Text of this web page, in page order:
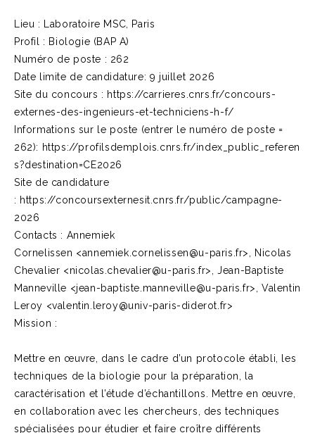
Lieu : Laboratoire MSC, Paris
Profil : Biologie (BAP A)
Numéro de poste : 262
Date limite de candidature: 9 juillet 2026
Site du concours : https://carrieres.cnrs.fr/concours-
externes-des-ingenieurs-et-techniciens-h-f/
Informations sur le poste (entrer le numéro de poste =
262): https://profilsdemplois.cnrs.fr/index_public_referen
s?destination=CE2026
Site de candidature
: https://concoursexternesit.cnrs.fr/public/campagne-
2026
Contacts : Annemiek
Cornelissen <annemiek.cornelissen@u-paris.fr>, Nicolas
Chevalier <nicolas.chevalier@u-paris.fr>, Jean-Baptiste
Manneville <jean-baptiste.manneville@u-paris.fr>, Valentin
Leroy <valentin.leroy@univ-paris-diderot.fr>
Mission :
Mettre en œuvre, dans le cadre d’un protocole établi, les
techniques de la biologie pour la préparation, la
caractérisation et l’étude d’échantillons. Mettre en œuvre,
en collaboration avec les chercheurs, des techniques
spécialisées pour étudier et faire croître différents